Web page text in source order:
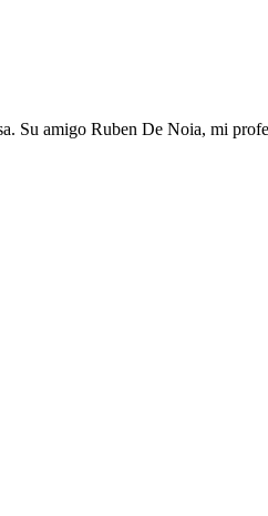
Su amigo Ruben De Noia, mi